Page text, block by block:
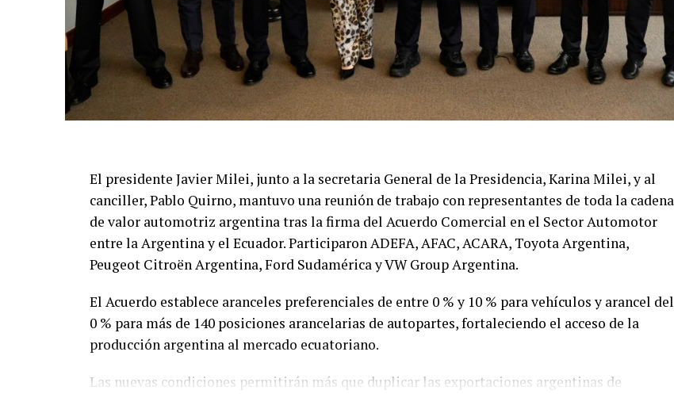
El presidente Javier Milei, junto a la secretaria General de la Presidencia, Karina Milei, y al
canciller, Pablo Quirno, mantuvo una reunión de trabajo con representantes de toda la cadena
de valor automotriz argentina tras la firma del Acuerdo Comercial en el Sector Automotor
entre la Argentina y el Ecuador. Participaron ADEFA, AFAC, ACARA, Toyota Argentina,
Peugeot Citroën Argentina, Ford Sudamérica y VW Group Argentina.
El Acuerdo establece aranceles preferenciales de entre 0 % y 10 % para vehículos y arancel del
0 % para más de 140 posiciones arancelarias de autopartes, fortaleciendo el acceso de la
producción argentina al mercado ecuatoriano.
Las nuevas condiciones permitirán más que duplicar las exportaciones argentinas de